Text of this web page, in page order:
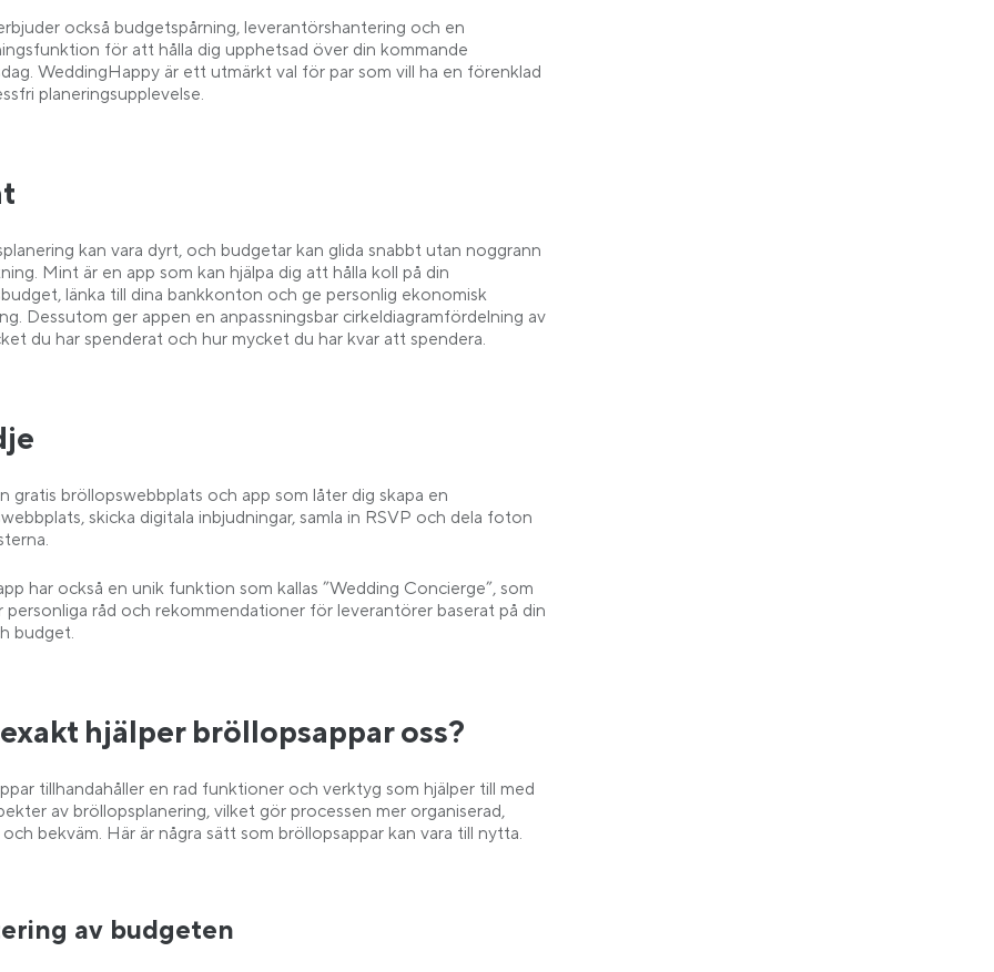
också budgetspårning, leverantörshantering och en
för att hålla dig upphetsad över din kommande
WeddingHappy är ett utmärkt val för par som vill ha en förenklad
planeringsupplevelse.
kan vara dyrt, och budgetar kan glida snabbt utan noggrann
Mint är en app som kan hjälpa dig att hålla koll på din
länka till dina bankkonton och ge personlig ekonomisk
Dessutom ger appen en anpassningsbar cirkeldiagramfördelning av
du har spenderat och hur mycket du har kvar att spendera.
gratis bröllopswebbplats och app som låter dig skapa en
skicka digitala inbjudningar, samla in RSVP och dela foton
har också en unik funktion som kallas ”Wedding Concierge”, som
personliga råd och rekommendationer för leverantörer baserat på din
budget.
hjälper bröllopsappar oss?
tillhandahåller en rad funktioner och verktyg som hjälper till med
av bröllopsplanering, vilket gör processen mer organiserad,
bekväm. Här är några sätt som bröllopsappar kan vara till nytta.
av budgeten